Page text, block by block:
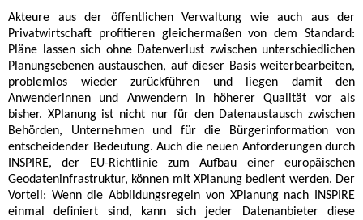
Akteure aus der öffentlichen Verwaltung wie auch aus der
Privatwirtschaft profitieren gleichermaßen von dem Standard:
Pläne lassen sich ohne Datenverlust zwischen unterschiedlichen
Planungsebenen austauschen, auf dieser Basis weiterbearbeiten,
problemlos wieder zurückführen und liegen damit den
Anwenderinnen und Anwendern in höherer Qualität vor als
bisher. XPlanung ist nicht nur für den Datenaustausch zwischen
Behörden, Unternehmen und für die Bürgerinformation von
entscheidender Bedeutung. Auch die neuen Anforderungen durch
INSPIRE, der EU-Richtlinie zum Aufbau einer europäischen
Geodateninfrastruktur, können mit XPlanung bedient werden. Der
Vorteil: Wenn die Abbildungsregeln von XPlanung nach INSPIRE
einmal definiert sind, kann sich jeder Datenanbieter diese